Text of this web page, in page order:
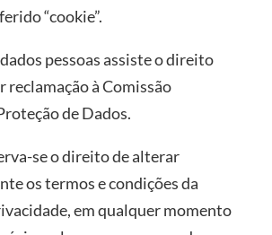
“cookie”.
pessoas assiste o direito
reclamação à Comissão
de Dados.
se o direito de alterar
os termos e condições da
em qualquer momento